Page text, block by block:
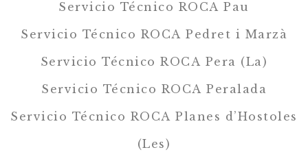
Servicio Técnico ROCA Pau
Servicio Técnico ROCA Pedret i Marzà
Servicio Técnico ROCA Pera (La)
Servicio Técnico ROCA Peralada
Servicio Técnico ROCA Planes d’Hostoles
(Les)